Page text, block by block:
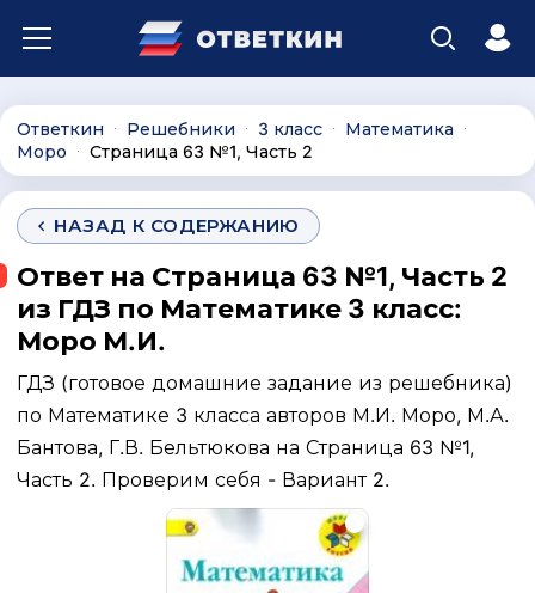
Ответкин ∙ Решебники ∙ 3 класс ∙ Математика ∙
Моро ∙ Страница 63 №1, Часть 2
НАЗАД К СОДЕРЖАНИЮ
Ответ на Страница 63 №1, Часть 2
из ГДЗ по Математике 3 класс:
Моро М.И.
ГДЗ (готовое домашние задание из решебника)
по Математике 3 класса авторов М.И. Моро, М.А.
Бантова, Г.В. Бельтюкова на Страница 63 №1,
Часть 2. Проверим себя - Вариант 2.